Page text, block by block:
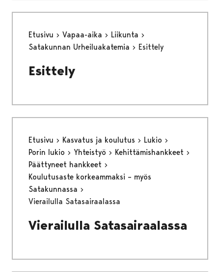
Etusivu Vapaa-aika
Liikunta
Satakunnan Urheiluakatemia
Esittely
Esittely
Etusivu Kasvatus ja koulutus
Lukio
Porin lukio
Yhteistyö
Kehittämishankkeet
Päättyneet hankkeet
Koulutusaste korkeammaksi – myös
Satakunnassa
Vierailulla Satasairaalassa
Vierailulla Satasairaalassa